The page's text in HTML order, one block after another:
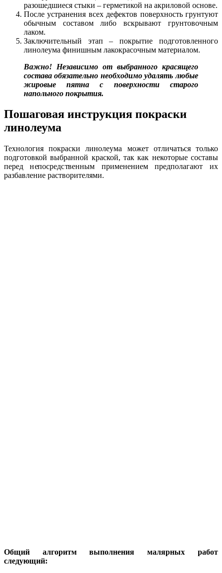
разошедшиеся стыки – герметикой на акриловой основе.
После устранения всех дефектов поверхность грунтуют
обычным составом либо вскрывают грунтовочным
лаком.
Заключительный этап – покрытие подготовленного
линолеума финишным лакокрасочным материалом.
Важно! Независимо от выбранного красящего
состава обязательно необходимо удалять любые
жировые пятна с поверхности старого
напольного покрытия.
Пошаговая инструкция покраски
линолеума
Технология покраски линолеума может отличаться только
подготовкой выбранной краской, так как некоторые составы
перед непосредственным применением предполагают их
разбавление растворителями.
Общий алгоритм выполнения малярных работ
следующий: